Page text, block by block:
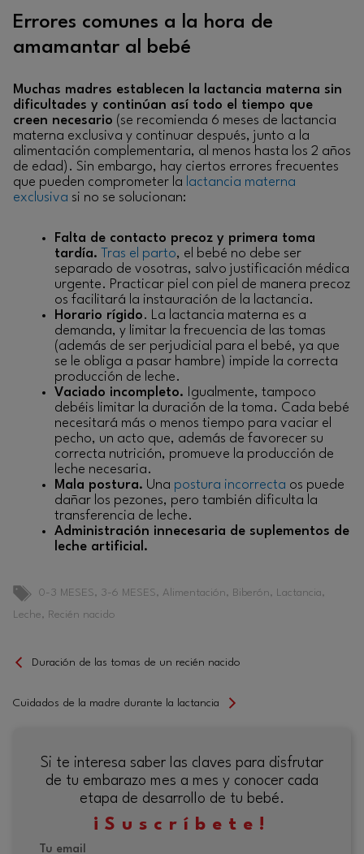
Errores comunes a la hora de
amamantar al bebé
Muchas madres establecen la lactancia materna sin
dificultades y continúan así todo el tiempo que
creen necesario (se recomienda 6 meses de lactancia
materna exclusiva y continuar después, junto a la
alimentación complementaria, al menos hasta los 2 años
de edad). Sin embargo, hay ciertos errores frecuentes
que pueden comprometer la lactancia materna
exclusiva si no se solucionan:
Falta de contacto precoz y primera toma
tardía.
Tras el parto, el bebé no debe ser
separado de vosotras, salvo justificación médica
urgente. Practicar piel con piel de manera precoz
os facilitará la instauración de la lactancia.
Horario rígido. La lactancia materna es a
demanda, y limitar la frecuencia de las tomas
(además de ser perjudicial para el bebé, ya que
se le obliga a pasar hambre) impide la correcta
producción de leche.
Vaciado incompleto.
Igualmente, tampoco
debéis limitar la duración de la toma. Cada bebé
necesitará más o menos tiempo para vaciar el
pecho, un acto que, además de favorecer su
correcta nutrición, promueve la producción de
leche necesaria.
Mala postura. Una postura incorrecta os puede
dañar los pezones, pero también dificulta la
transferencia de leche.
Administración innecesaria de suplementos de
leche artificial.
0-3 MESES, 3-6 MESES, Alimentación, Biberón, Lactancia,
Leche, Recién nacido
Cuidados de la madre durante la lactancia
Duración de las tomas de un recién nacido
Si te interesa saber las claves para disfrutar
de tu embarazo mes a mes y conocer cada
etapa de desarrollo de tu bebé.
¡Suscríbete!
Tu email